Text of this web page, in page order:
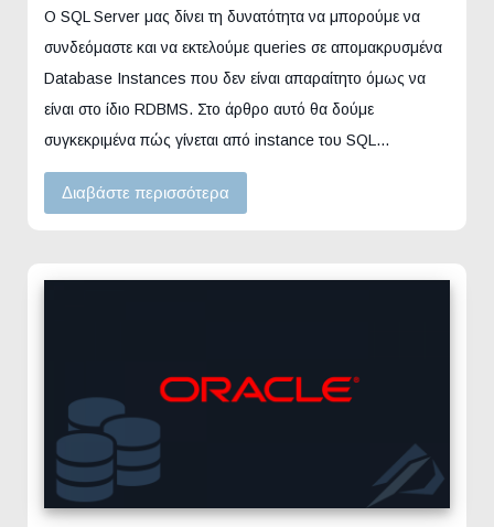
Ο SQL Server μας δίνει τη δυνατότητα να μπορούμε να
συνδεόμαστε και να εκτελούμε queries σε απομακρυσμένα
Database Instances που δεν είναι απαραίτητο όμως να
είναι στο ίδιο RDBMS. Στο άρθρο αυτό θα δούμε
συγκεκριμένα πώς γίνεται από instance του SQL…
Διαβάστε περισσότερα